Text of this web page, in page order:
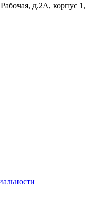
д.2А, корпус 1,